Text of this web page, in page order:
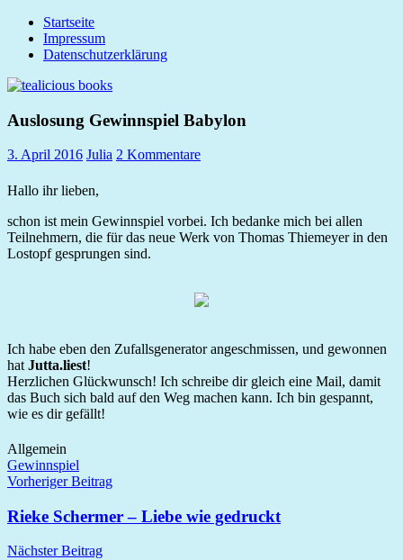
Zum
Inhalt
springen
tealicious
books
Startseite
Impressum
Datenschutzerklärung
Auslosung Gewinnspiel Babylon
3. April 2016 Julia 2 Kommentare
Hallo ihr lieben,
schon ist mein Gewinnspiel vorbei. Ich bedanke mich bei allen
Teilnehmern, die für das neue Werk von Thomas Thiemeyer in den
Lostopf gesprungen sind.
Ich habe eben den Zufallsgenerator angeschmissen, und gewonnen
hat Jutta.liest!
Herzlichen Glückwunsch! Ich schreibe dir gleich eine Mail, damit
das Buch sich bald auf den Weg machen kann. Ich bin gespannt,
wie es dir gefällt!
Allgemein
Gewinnspiel
Beitragsnavigation
Vorheriger Beitrag
Rieke Schermer – Liebe wie gedruckt
Nächster Beitrag